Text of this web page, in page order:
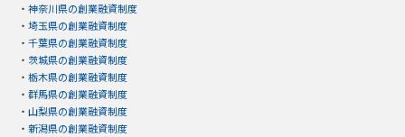
・ 神奈川県の創業融資制度
・ 埼玉県の創業融資制度
・ 千葉県の創業融資制度
・ 茨城県の創業融資制度
・ 栃木県の創業融資制度
・ 群馬県の創業融資制度
・ 山梨県の創業融資制度
・ 新潟県の創業融資制度